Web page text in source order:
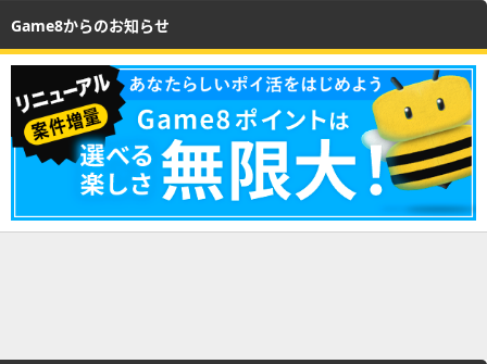
Game8からのお知らせ